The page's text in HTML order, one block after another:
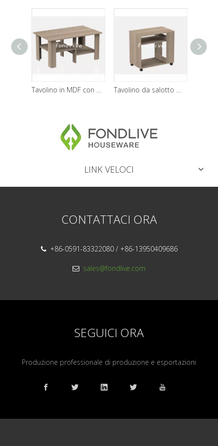
Tavolino in MDF con contenitore Tavolino da salotto moderno impermeabile
LINK VELOCI
CONTATTACI ORA
 +86-0591-83322080 / +86-13950409686
 sales@fondlive.com
SEGUICI ORA
Produzione professionale di produzione e esportazioni